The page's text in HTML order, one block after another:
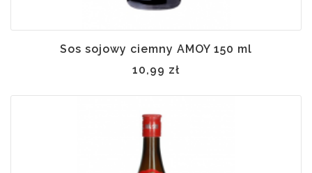
Sos sojowy ciemny AMOY 150 ml
10,99 zł